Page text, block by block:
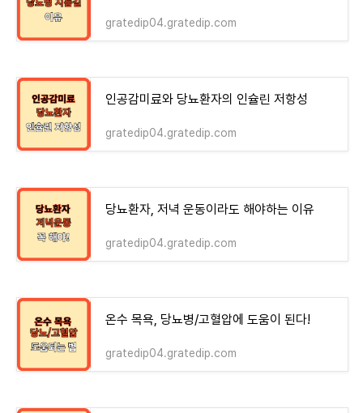
gratedip04.gratedip.com
인공감미료와 당뇨환자의 인슐린 저항성
gratedip04.gratedip.com
당뇨환자, 저녁 운동이라도 해야하는 이유
gratedip04.gratedip.com
온수 목욕, 당뇨병/고혈압에 도움이 된다!
gratedip04.gratedip.com